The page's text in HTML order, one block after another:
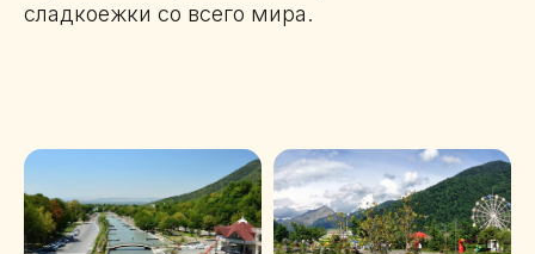
сладкоежки со всего мира.